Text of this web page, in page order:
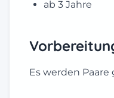
ab 3 Jahre
Es werden Paare